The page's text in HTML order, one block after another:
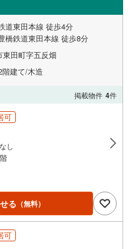
道東田本線 徒歩4分
橋鉄道東田本線 徒歩8分
田町字五反畑
建て/木造
掲載物件 4件
可
なし
る （無料）
可